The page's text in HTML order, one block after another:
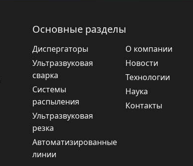
Основные разделы
Диспергаторы
Ультразвуковая
сварка
Системы
распыления
Ультразвуковая
резка
Автоматизированные
линии
О компании
Новости
Технологии
Наука
Контакты